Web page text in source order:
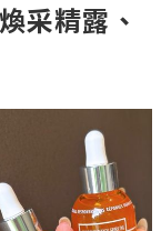
采精露、